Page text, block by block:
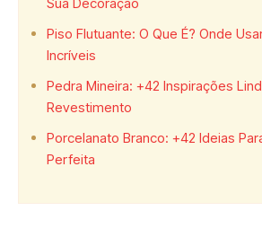
Piso Flutuante: O Que É? Onde
Incríveis
Pedra Mineira: +42 Inspirações
Revestimento
Porcelanato Branco: +42 Ideias
Perfeita